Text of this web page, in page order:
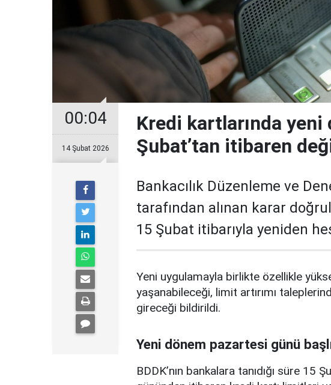
00:04
14 Şubat 2026
Kredi kartlarında
Şubat’tan itibaren
Bankacılık Düzenleme ve
tarafından alınan karar
15 Şubat itibarıyla yeniden
Yeni uygulamayla birlikte özellikle
yaşanabileceği, limit artırımı
gireceği bildirildi.
Yeni dönem pazartesi günü
BDDK’nın bankalara tanıdığı süre 15